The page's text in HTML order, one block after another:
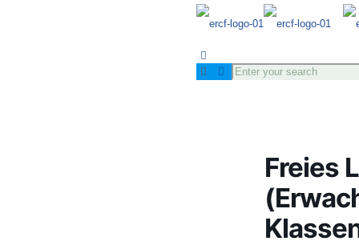
Freies